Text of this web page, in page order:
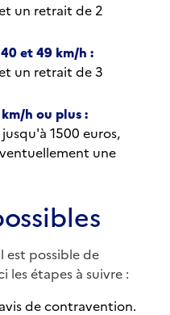
un retrait de 2
et 49 km/h :
un retrait de 3
h ou plus :
1500 euros,
une
est possible de
étapes à suivre :
de contravention.